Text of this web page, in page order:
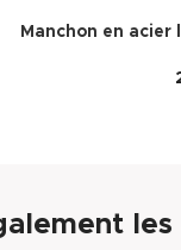
Manchon en acier
les